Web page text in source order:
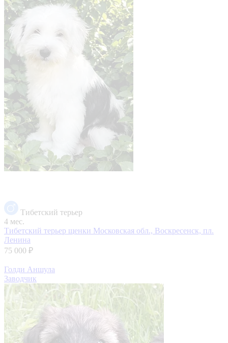
Тибетский терьер
4 мес.
Тибетский терьер щенки Московская обл., Воскресенск, пл.
Ленина
75 000 ₽
Голди Аншула
Заводчик